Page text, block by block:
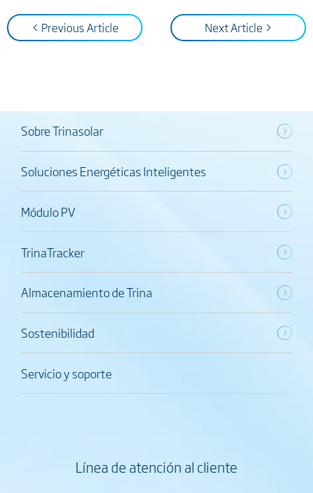
< Previous Article Next Article >
Sobre Trinasolar
Soluciones Energéticas Inteligentes
Módulo PV
TrinaTracker
Almacenamiento de Trina
Sostenibilidad
Servicio y soporte
Línea de atención al cliente